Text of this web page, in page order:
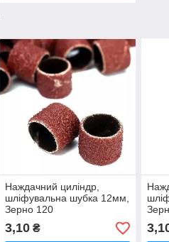
Наждачний циліндр,
шліфувальна шубка 12мм,
Зерно 120
3,10₴